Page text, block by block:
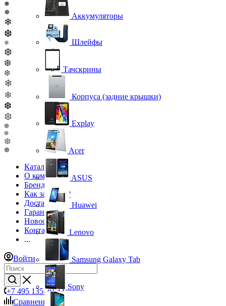
❅
❅
❄
❆
❄
❆
❆
❆
❄
❄
❆
❆
❆
❆
❆
❆
Каталог
О компании
Бренды
Как заказать?
Доставка
Гарантия
Новости
Контакты
...
Войти
+7 495 135-39-43
Сравнение
0
Аккумуляторы
Шлейфы
Тачскрины
Корпуса (задние крышки)
Explay
Acer
ASUS
Huawei
Lenovo
Samsung Galaxy Tab
Sony